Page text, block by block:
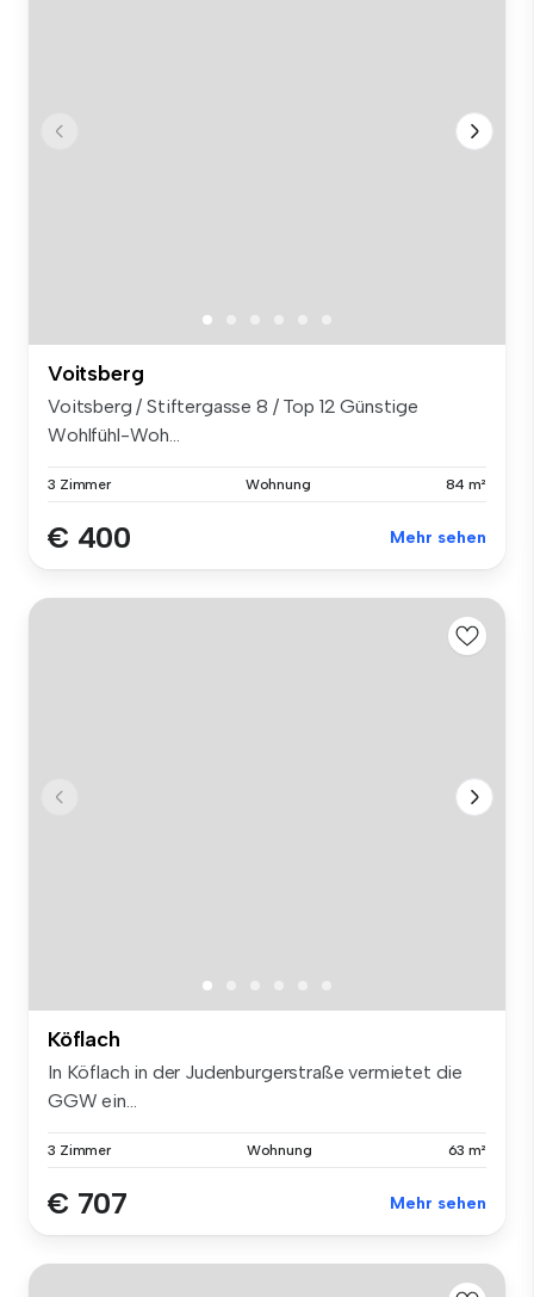
Voitsberg
Voitsberg / Stiftergasse 8 / Top 12 Günstige
Wohlfühl-Woh...
3 Zimmer Wohnung 84 m²
€ 400 Mehr sehen
Köflach
In Köflach in der Judenburgerstraße vermietet die
GGW ein...
3 Zimmer Wohnung 63 m²
€ 707 Mehr sehen